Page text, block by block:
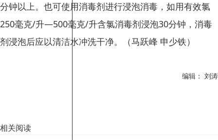
分钟以上。也可使用消毒剂进行浸泡消毒，如用有效氯
250毫克/升—500毫克/升含氯消毒剂浸泡30分钟，消毒
剂浸泡后应以清洁水冲洗干净。（马跃峰 申少铁）
编辑： 刘涛
相关阅读